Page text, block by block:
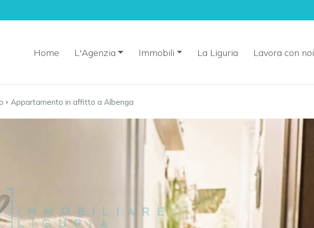
Home L'Agenzia Immobili La Liguria Lavora con noi
› Appartamento in affitto a Albenga